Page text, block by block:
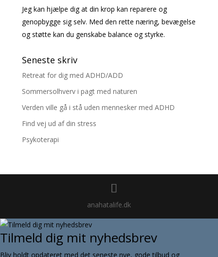
Jeg kan hjælpe dig at din krop kan reparere og
genopbygge sig selv. Med den rette næring, bevægelse
og støtte kan du genskabe balance og styrke.
Seneste skriv
Retreat for dig med ADHD/ADD
Sommersolhverv i pagt med naturen
Verden ville gå i stå uden mennesker med ADHD
Find vej ud af din stress
Psykoterapi
anahatalife.dk
Tilmeld dig mit nyhedsbrev
Bliv holdt opdateret med det seneste nye, gode tilbud og